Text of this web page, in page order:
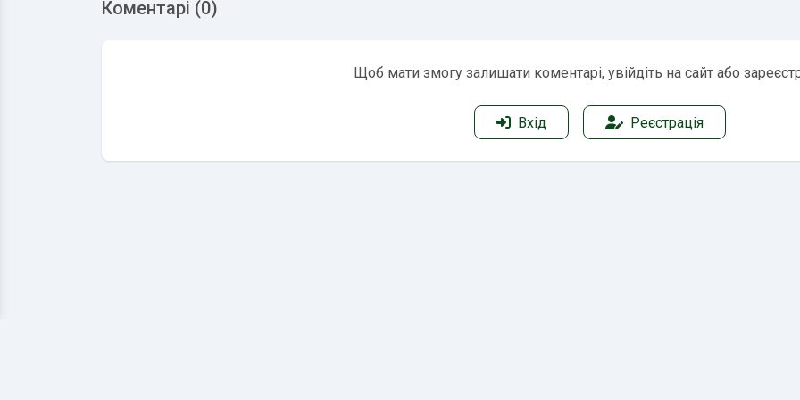
Коментарі (0)
Щоб мати змогу залишати коментарі, увійдіть на сайт або
Вхід Реєстрація